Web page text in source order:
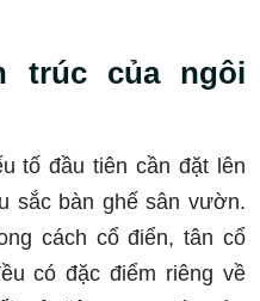
trúc của ngôi
tố đầu tiên cần đặt lên
sắc bàn ghế sân vườn.
cách cổ điển, tân cổ
có đặc điểm riêng về